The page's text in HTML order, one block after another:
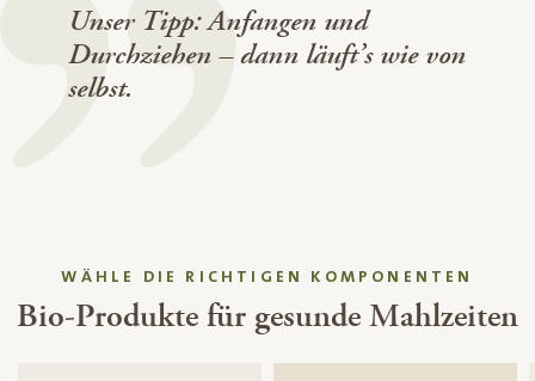
Unser Tipp: Anfangen und
Durchziehen – dann läuft’s wie von
selbst.
WÄHLE DIE RICHTIGEN KOMPONENTEN
Bio-Produkte für gesunde Mahlzeiten